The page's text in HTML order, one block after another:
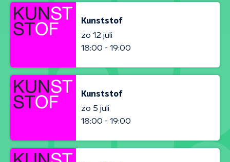
Kunststof
zo 12 juli
18:00 - 19:00
Kunststof
zo 5 juli
18:00 - 19:00